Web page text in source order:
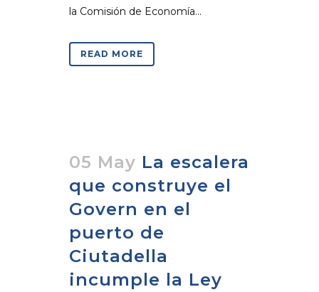
la Comisión de Economía...
READ MORE
05 May La escalera
que construye el
Govern en el
puerto de
Ciutadella
incumple la Ley